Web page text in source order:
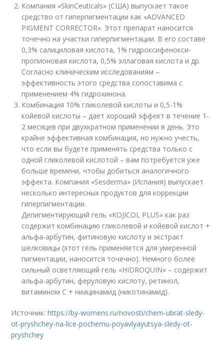
Компания «SkinCeuticals» (США) выпускает такое
средство от гиперпигментации как «ADVANCED
PIGMENT CORRECTOR». Этот препарат наносится
точечно на участки гиперпигментации. В его составе
0,3% салициловая кислота, 1% гидроксифенокси-
пропионовая кислота, 0,5% эллаговая кислота и др.
Согласно клиническим исследованиям –
эффективность этого средства сопоставима с
применением 4% гидрохинона.
Комбинация 10% гликолевой кислоты и 0,5-1%
койевой кислоты – дает хороший эффект в течение 1-
2 месяцев при двухкратном применении в день. Это
крайне эффективная комбинация, но нужно учесть,
что если вы будете применять средства только с
одной гликолевой кислотой – вам потребуется уже
больше времени, чтобы добиться аналогичного
эффекта. Компания «Sesdеrma» (Испания) выпускает
несколько интересных продуктов для коррекции
гиперпигментации.
Депигментирующий гель «KOJICOL PLUS» как раз
содержит комбинацию гликолевой и койевой кислот +
альфа-арбутин, фитиновую кислоту и экстракт
шелковицы (этот гель применяется для умеренной
пигментации, наносится точечно). Немного более
сильный осветляющий гель «HIDROQUIN» – содержит
альфа-арбутин, феруловую кислоту, ретинол,
витамином С + ниацинамид (никотинамид).
Источник:https://by-womens.ru/novosti/chem-ubrat-sledy-
ot-pryshchey-na-lice-pochemu-poyavlyayutsya-sledy-ot-
pryshchey